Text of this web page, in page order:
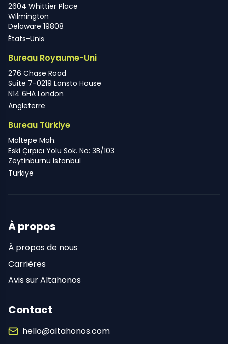
2604 Whittier Place
Wilmington
Delaware 19808
États-Unis
Bureau Royaume-Uni
276 Chase Road
Suite 7-0219 Lonsto House
N14 6HA London
Angleterre
Bureau Türkiye
Maltepe Mah.
Eski Çırpıcı Yolu Sok. No: 3B/103
Zeytinburnu Istanbul
Türkiye
À propos
À propos de nous
Carrières
Avis sur Altahonos
Contact
hello@altahonos.com